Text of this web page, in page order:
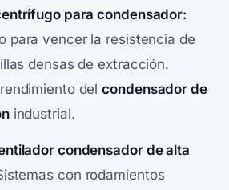
para condensador:
para vencer la resistencia de
densas de extracción.
delcondensador de
industrial.
condensador de alta
con rodamientos